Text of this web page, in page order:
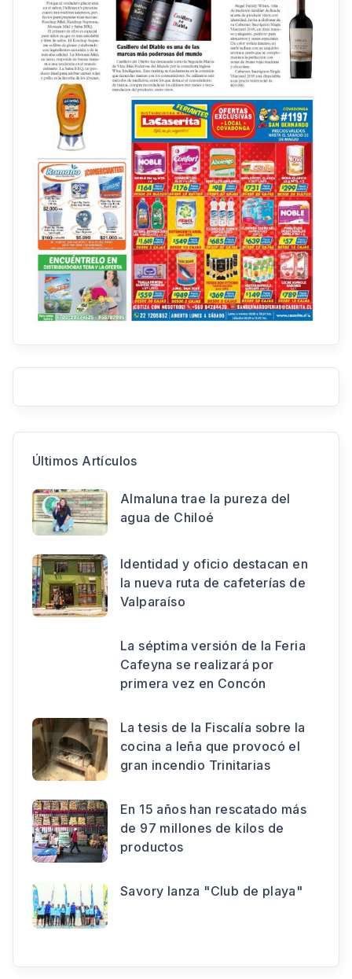
Últimos Artículos
Almaluna trae la pureza del
agua de Chiloé
Identidad y oficio destacan en
la nueva ruta de cafeterías de
Valparaíso
La séptima versión de la Feria
Cafeyna se realizará por
primera vez en Concón
La tesis de la Fiscalía sobre la
cocina a leña que provocó el
gran incendio Trinitarias
En 15 años han rescatado más
de 97 millones de kilos de
productos
Savory lanza "Club de playa"